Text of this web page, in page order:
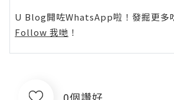
U Blog開咗WhatsApp啦！發掘更多
Follow 我哋 ！
0個讚好